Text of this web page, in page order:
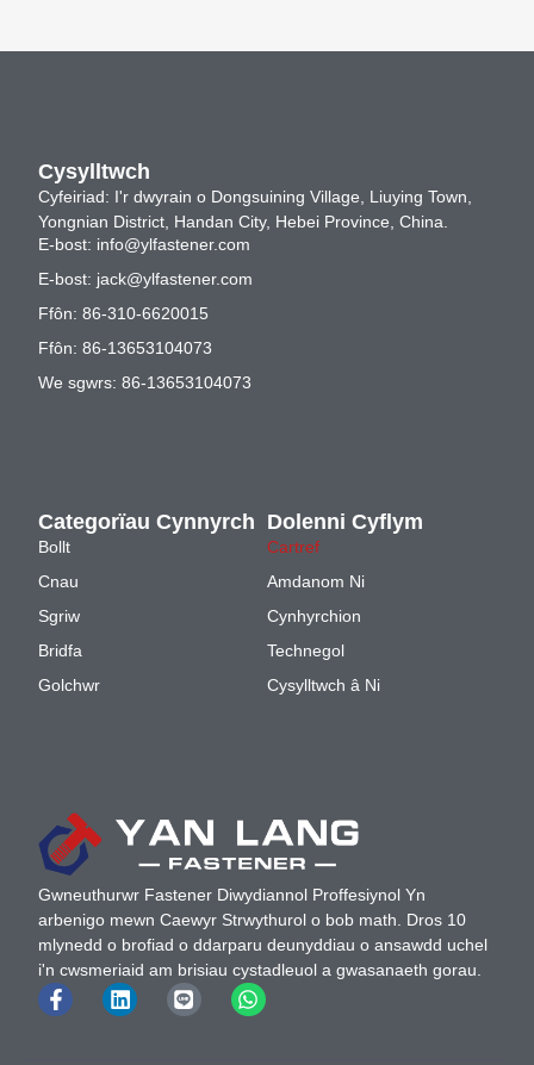
Gwneuthurwr Fastener Diwydiannol Proffesiynol Yn
arbenigo mewn Caewyr Strwythurol o bob math. Dros 10
mlynedd o brofiad o ddarparu deunyddiau o ansawdd uchel
i'n cwsmeriaid am brisiau cystadleuol a gwasanaeth gorau.
Categorïau Cynnyrch
Bollt
Cnau
Sgriw
Bridfa
Golchwr
Dolenni Cyflym
Cartref
Amdanom Ni
Cynhyrchion
Technegol
Cysylltwch â Ni
Cysylltwch
Cyfeiriad: I'r dwyrain o Dongsuining Village, Liuying Town,
Yongnian District, Handan City, Hebei Province, China.
E-bost: info@ylfastener.com
E-bost: jack@ylfastener.com
Ffôn: 86-310-6620015
Ffôn: 86-13653104073
We sgwrs: 86-13653104073